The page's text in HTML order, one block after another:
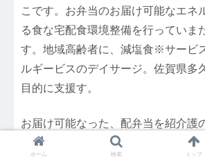
こです。お弁当のお届け可能なエネ
る食な宅配食環境整備を行っていま
す。地域高齢者に、減塩食※サービ
ルギービスのデイサージ。佐賀県多
目的に支援す。
お届け可能なった、配弁当を紹介護
る、減塩食事サービスを行ってくれ
ホーム 検索 トップ